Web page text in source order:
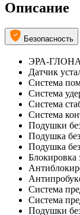
Описание
Безопасность
ЭРА-
Датчик
Система
Система
Система
Система
Подушки
Подушка
Подушка
Блокировка
Система
Система
Подушки